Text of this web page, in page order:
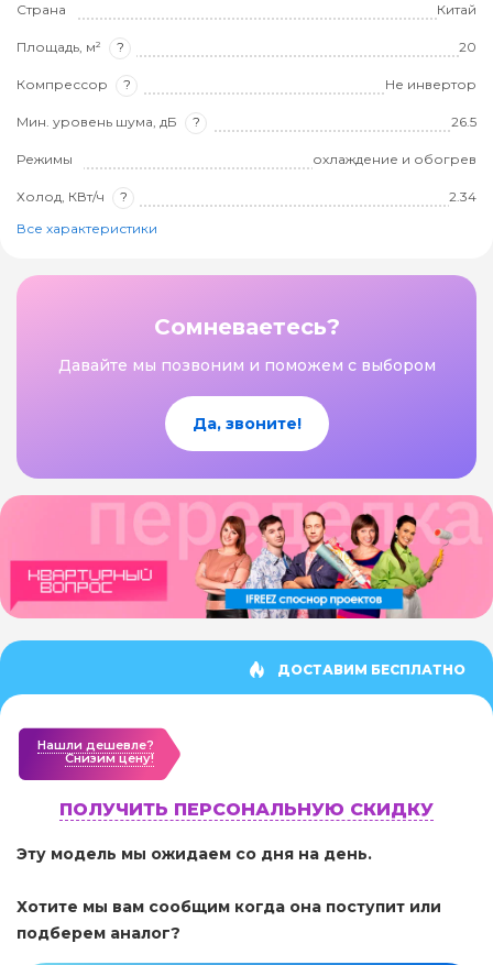
Страна Китай
Площадь, м² ? 20
Компрессор ? Не инвертор
Мин. уровень шума, дБ ? 26.5
Режимы охлаждение и обогрев
Холод, КВт/ч ?
2.34
Все характеристики
Сомневаетесь?
Давайте мы позвоним и поможем с выбором
Да, звоните!
ДОСТАВИМ БЕСПЛАТНО
Нашли дешевле?
Cнизим цену!
ПОЛУЧИТЬ ПЕРСОНАЛЬНУЮ СКИДКУ
Эту модель мы ожидаем со дня на день.
Хотите мы вам сообщим когда она поступит или
подберем аналог?